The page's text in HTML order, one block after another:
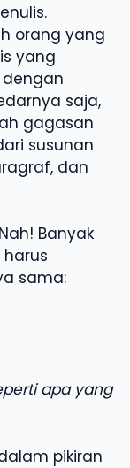
orang yang
yang
saja,
gagasan
susunan
dan
Banyak
sama:
apa yang
pikiran